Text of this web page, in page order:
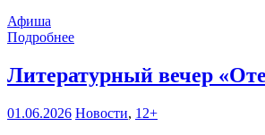
Афиша
Подробнее
Литературный вечер
01.06.2026 Новости, 12+